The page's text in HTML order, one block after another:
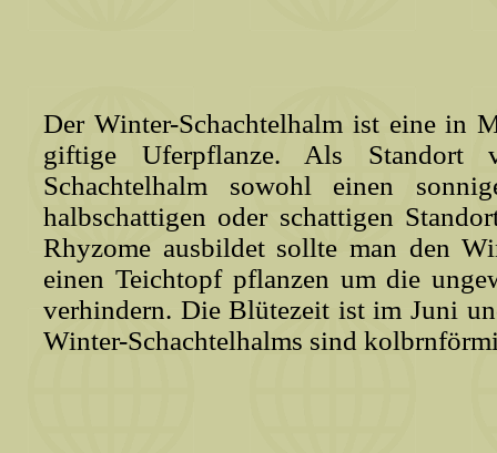
Der Winter-Schachtelhalm ist eine in
giftige Uferpflanze. Als Standort
Schachtelhalm sowohl einen
halbschattigen oder schattigen
Rhyzome ausbildet sollte man den
einen Teichtopf pflanzen um die
verhindern. Die Blütezeit ist im Juni
Winter-Schachtelhalms sind